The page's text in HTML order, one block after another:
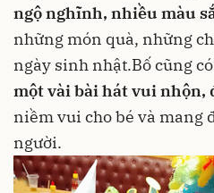
ngộ nghĩnh, nhiều màu
những món quà, những
ngày sinh nhật.Bố cũng
một vài bài hát vui nhộn,
niềm vui cho bé và mang
người.